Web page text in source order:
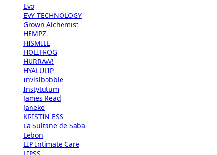
Evo
EVY TECHNOLOGY
Grown Alchemist
HEMPZ
HISMILE
HOLIFROG
HURRAW!
HYALULIP
Invisibobble
Instytutum
James Read
Janeke
KRISTIN ESS
La Sultane de Saba
Lebon
LIP Intimate Care